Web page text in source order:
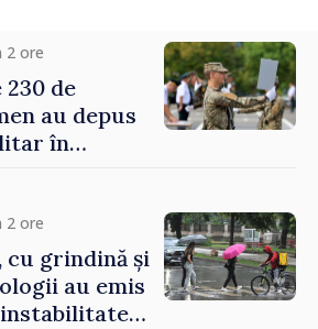
2 ore
de
au depus
în
2 ore
grindină și
au emis
instabilitate